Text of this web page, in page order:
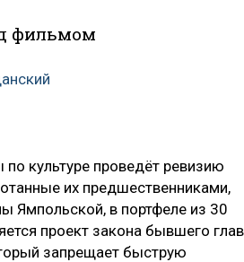
фильмом
культуре проведёт ревизию
их предшественниками,
Ямпольской, в портфеле из 30
проект закона бывшего
запрещает быструю